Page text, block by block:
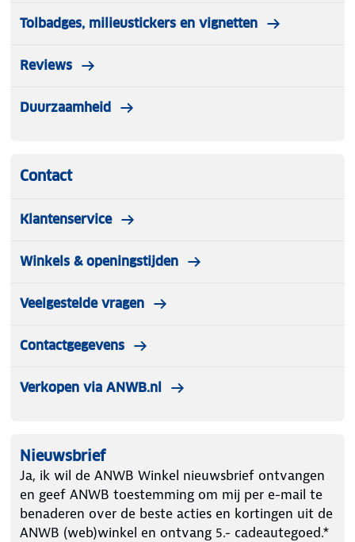
Tolbadges, milieustickers en vignetten
Reviews
Duurzaamheid
Contact
Klantenservice
Winkels & openingstijden
Veelgestelde vragen
Contactgegevens
Verkopen via ANWB.nl
Nieuwsbrief
Ja, ik wil de ANWB Winkel nieuwsbrief ontvangen
en geef ANWB toestemming om mij per e-mail te
benaderen over de beste acties en kortingen uit de
ANWB (web)winkel en ontvang 5.- cadeautegoed.*